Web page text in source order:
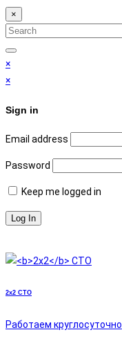
×
Search
for:
Search
×
×
Sign in
Email address
Password
Keep me logged in
2x2 СТО
Работаем круглосуточно